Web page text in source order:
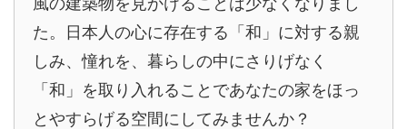
た。日本人の心に存在する「和」に対する親
しみ、憧れを、暮らしの中にさりげなく
「和」を取り入れることであなたの家をほっ
とやすらげる空間にしてみませんか？